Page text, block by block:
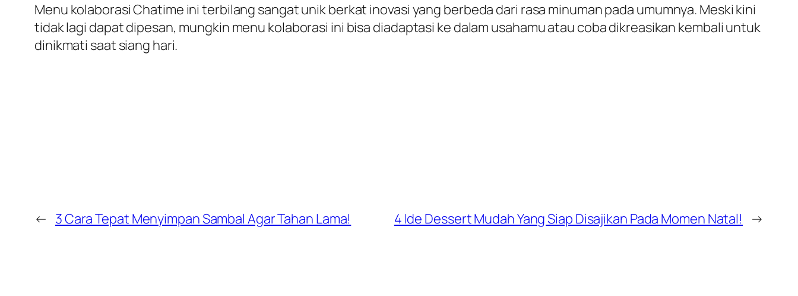
Menu kolaborasi Chatime ini terbilang sangat unik berkat inovasi yang berbeda dari rasa minuman pada umumnya. Meski kini
tidak lagi dapat dipesan, mungkin menu kolaborasi ini bisa diadaptasi ke dalam usahamu atau coba dikreasikan kembali untuk
dinikmati saat siang hari.
← 3 Cara Tepat Menyimpan Sambal Agar Tahan Lama! 4 Ide Dessert Mudah Yang Siap Disajikan Pada Momen Natal! →